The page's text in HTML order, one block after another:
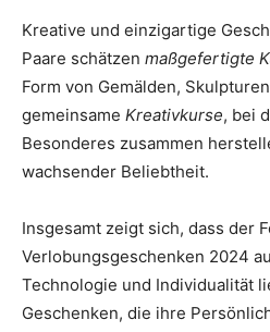
Kreative und einzigartige
Paare schätzen maßgefertigte
Form von Gemälden,
gemeinsame Kreativkurse, bei
Besonderes zusammen
wachsender Beliebtheit.
Insgesamt zeigt sich, dass der
Verlobungsgeschenken 2024
Technologie und Individualität
Geschenken, die ihre